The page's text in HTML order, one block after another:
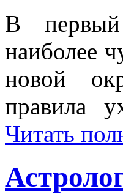
В
наиболее
новой
правила
Читать